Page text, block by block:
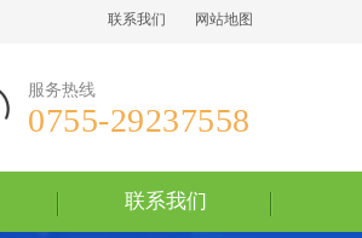
联系我们 网站地图
服务热线
0755-29237558
联系我们